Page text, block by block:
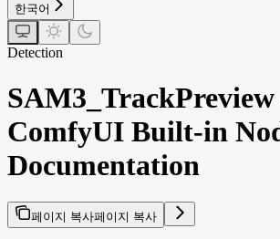
한국어
Detection
SAM3_TrackPreview
ComfyUI Built-in
Documentation
페이지 복사페이지 복사